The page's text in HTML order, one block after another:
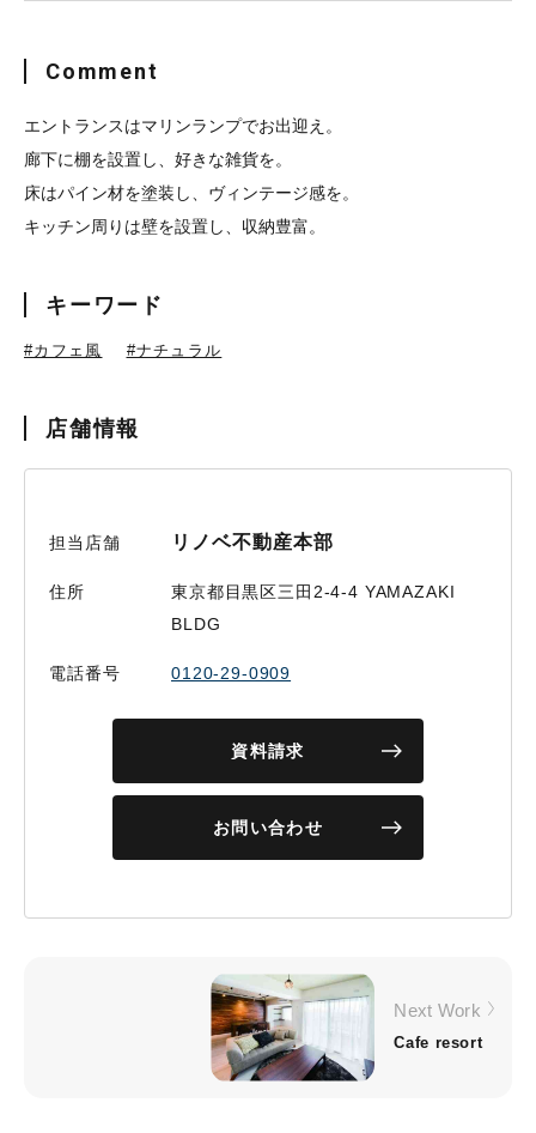
Comment
エントランスはマリンランプでお出迎え。
廊下に棚を設置し、好きな雑貨を。
床はパイン材を塗装し、ヴィンテージ感を。
キッチン周りは壁を設置し、収納豊富。
キーワード
#カフェ風 #ナチュラル
店舗情報
担当店舗 リノベ不動産本部
住所
東京都目黒区三田2-4-4 YAMAZAKI
BLDG
電話番号 0120-29-0909
資料請求
お問い合わせ
Next Work
Cafe resort